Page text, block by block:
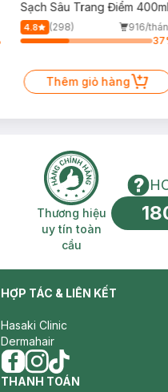
Sạch Sâu Trang Điểm 400ml
4.8 (298)
916/
37
Thêm giỏ hàng
phí Thương hiệu
Thương hiệu
uy tín toàn
cầu
HỢP TÁC & LIÊN KẾT
Hasaki Clinic
Dermahair
facebook
instagram
tiktok
THANH TOÁN